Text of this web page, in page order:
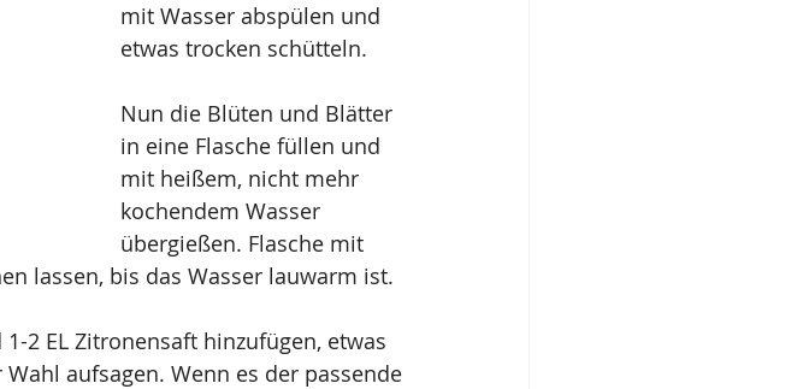
mit Wasser abspülen und
etwas trocken schütteln.
Nun die Blüten und Blätter
in eine Flasche füllen und
mit heißem, nicht mehr
kochendem Wasser
übergießen. Flasche mit
lassen, bis das Wasser lauwarm ist.
2 EL Zitronensaft hinzufügen, etwas
aufsagen. Wenn es der passende